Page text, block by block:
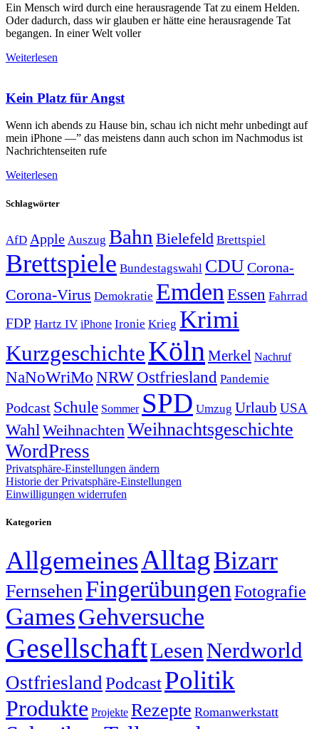
Ein Mensch wird durch eine herausragende Tat zu einem Helden.
Oder dadurch, dass wir glauben er hätte eine herausragende Tat
begangen. In einer Welt voller
Weiterlesen
Kein Platz für Angst
Wenn ich abends zu Hause bin, schau ich nicht mehr unbedingt auf
mein iPhone —” das meistens dann auch schon im Nachmodus ist
Nachrichtenseiten rufe
Weiterlesen
Schlagwörter
AfD Apple Auszug Bahn Bielefeld Brettspiel
Brettspiele Bundestagswahl CDUCorona-
Corona-Virus Demokratie Emden Essen Fahrrad
FDP Hartz IV iPhone Ironie Krieg Krimi
KurzgeschichteKöln Merkel Nachruf
NaNoWriMo NRWOstfriesland Pandemie
Podcast Schule Sommer SPD Umzug Urlaub USA
Wahl Weihnachten Weihnachtsgeschichte
WordPress
Privatsphäre-Einstellungen ändern
Historie der Privatsphäre-Einstellungen
Einwilligungen widerrufen
Kategorien
AllgemeinesAlltagBizarr
FernsehenFingerübungen Fotografie
GamesGehversuche
GesellschaftLesenNerdworld
OstfrieslandPodcastPolitik
Produkte Projekte Rezepte Romanwerkstatt